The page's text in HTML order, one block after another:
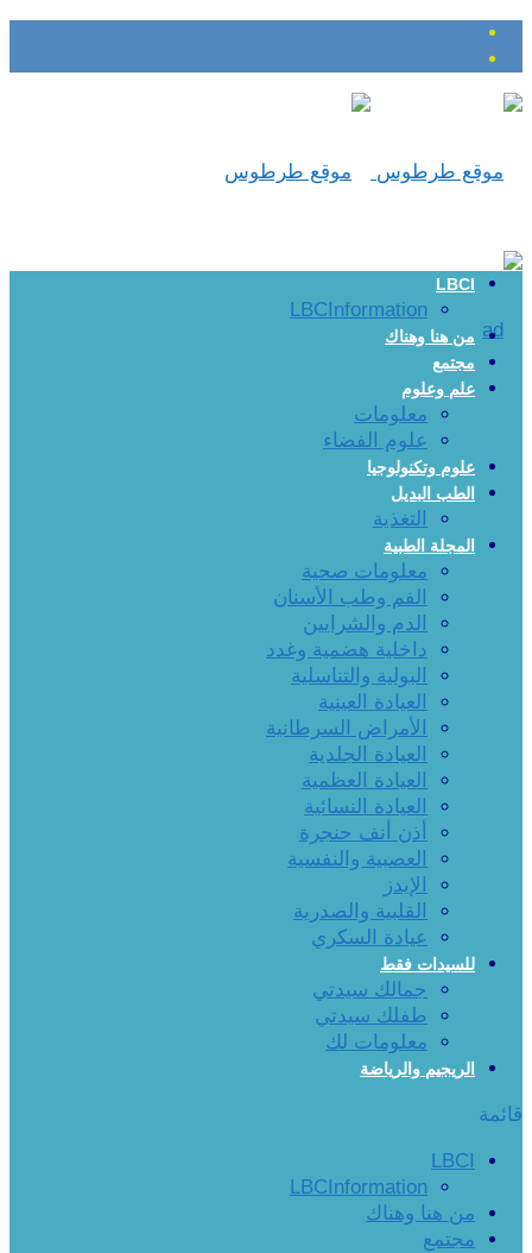
LBCI
LBCInformation
من هنا وهناك
مجتمع
علم وعلوم
معلومات
علوم الفضاء
علوم وتكنولوجيا
الطب البديل
التغذية
المجلة الطبية
معلومات صحية
الفم وطب الأسنان
الدم والشرايين
داخلية هضمية وغدد
البولية والتناسلية
العيادة العينية
الأمراض السرطانية
العيادة الجلدية
العيادة العظمية
العيادة النسائية
أذن أنف حنجرة
العصبية والنفسية
الإيدز
القلبية والصدرية
عيادة السكري
للسيدات فقط
جمالك سيدتي
طفلك سيدتي
معلومات لك
الريجيم والرياضة
قائمة
LBCI
LBCInformation
من هنا وهناك
مجتمع